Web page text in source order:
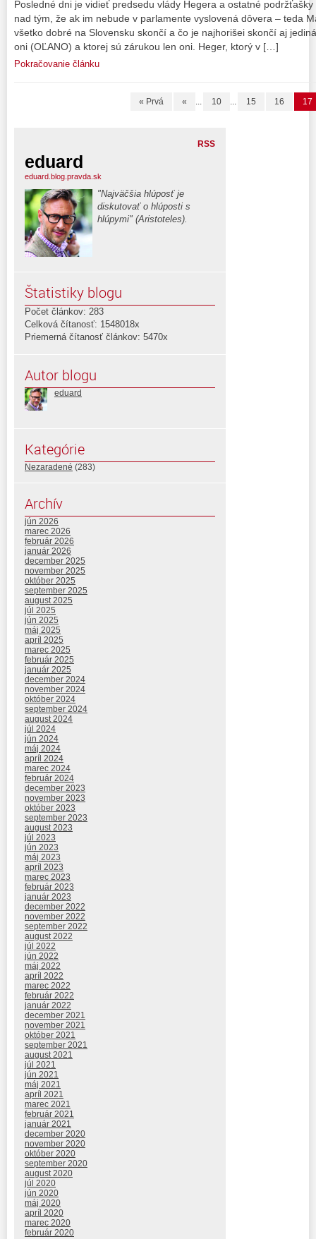
Posledné dni je vidieť predsedu vlády Hegera a ostatné
nad tým, že ak im nebude v parlamente vyslovená dôvera – teda
všetko dobré na Slovensku skončí a čo je najhorišei skončí aj
oni (OĽANO) a ktorej sú zárukou len oni. Heger, ktorý v […]
Pokračovanie článku
« Prvá « ... 10 ... 15 16 17
RSS
eduard
eduard.blog.pravda.sk
"Najväčšia hlúposť je
diskutovať o hlúposti s
hlúpymi" (Aristoteles).
Štatistiky blogu
Počet článkov: 283
Celková čítanosť: 1548018x
Priemerná čítanosť článkov: 5470x
Autor blogu
eduard
Kategórie
Nezaradené (283)
Archív
jún 2026
marec 2026
február 2026
január 2026
december 2025
november 2025
október 2025
september 2025
august 2025
júl 2025
jún 2025
máj 2025
apríl 2025
marec 2025
február 2025
január 2025
december 2024
november 2024
október 2024
september 2024
august 2024
júl 2024
jún 2024
máj 2024
apríl 2024
marec 2024
február 2024
december 2023
november 2023
október 2023
september 2023
august 2023
júl 2023
jún 2023
máj 2023
apríl 2023
marec 2023
február 2023
január 2023
december 2022
november 2022
september 2022
august 2022
júl 2022
jún 2022
máj 2022
apríl 2022
marec 2022
február 2022
január 2022
december 2021
november 2021
október 2021
september 2021
august 2021
júl 2021
jún 2021
máj 2021
apríl 2021
marec 2021
február 2021
január 2021
december 2020
november 2020
október 2020
september 2020
august 2020
júl 2020
jún 2020
máj 2020
apríl 2020
marec 2020
február 2020